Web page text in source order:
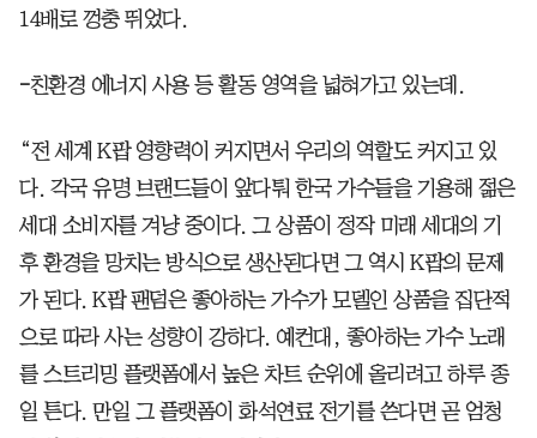
14배로 껑충 뛰었다.
-친환경 에너지 사용 등 활동 영역을 넓혀가고 있는데.
“전 세계 K팝 영향력이 커지면서 우리의 역할도 커지고 있
다. 각국 유명 브랜드들이 앞다퉈 한국 가수들을 기용해 젊은
세대 소비자를 겨냥 중이다. 그 상품이 정작 미래 세대의 기
후 환경을 망치는 방식으로 생산된다면 그 역시 K팝의 문제
가 된다. K팝 팬덤은 좋아하는 가수가 모델인 상품을 집단적
으로 따라 사는 성향이 강하다. 예컨대, 좋아하는 가수 노래
를 스트리밍 플랫폼에서 높은 차트 순위에 올리려고 하루 종
일 튼다. 만일 그 플랫폼이 화석연료 전기를 쓴다면 곧 엄청